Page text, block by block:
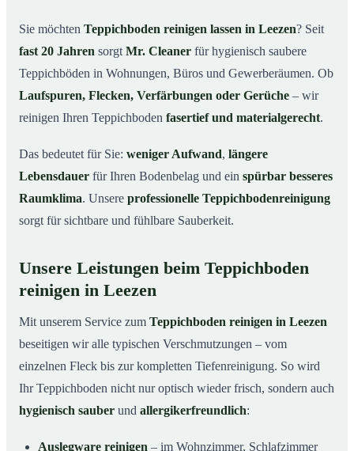
Leezen?
So funktioniert’s
So reinigen unsere Profis Teppichböden in Leezen
Sie möchten Teppichboden reinigen lassen in Leezen? Seit
fast 20 Jahren sorgt Mr. Cleaner für hygienisch saubere
Teppichböden in Wohnungen, Büros und Gewerberäumen. Ob
Laufspuren, Flecken, Verfärbungen oder Gerüche – wir
reinigen Ihren Teppichboden fasertief und materialgerecht.
Das bedeutet für Sie: weniger Aufwand, längere
Lebensdauer für Ihren Bodenbelag und ein spürbar besseres
Raumklima. Unsere professionelle Teppichbodenreinigung
sorgt für sichtbare und fühlbare Sauberkeit.
Unsere Leistungen beim Teppichboden
reinigen in Leezen
Mit unserem Service zum Teppichboden reinigen in Leezen
beseitigen wir alle typischen Verschmutzungen – vom
einzelnen Fleck bis zur kompletten Tiefenreinigung. So wird
Ihr Teppichboden nicht nur optisch wieder frisch, sondern auch
hygienisch sauber und allergikerfreundlich:
Auslegware reinigen – im Wohnzimmer, Schlafzimmer